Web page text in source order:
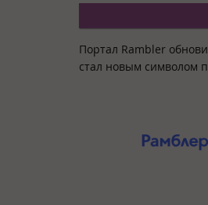
Портал Rambler
стал новым символом